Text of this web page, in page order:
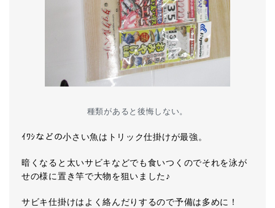
種類があると後悔しない。
ｲﾜｼなどの小さい魚はトリック仕掛けが最強。
暗くなると太いサビキなどでも食いつくのでそれを泳が
せの様に置き竿で大物を狙いました♪
サビキ仕掛けはよく絡んだりするので予備は多めに！